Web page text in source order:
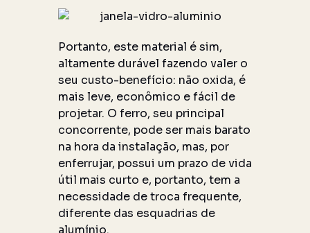
Portanto, este material é sim,
altamente durável fazendo valer o
seu custo-benefício: não oxida, é
mais leve, econômico e fácil de
projetar. O ferro, seu principal
concorrente, pode ser mais barato
na hora da instalação, mas, por
enferrujar, possui um prazo de vida
útil mais curto e, portanto, tem a
necessidade de troca frequente,
diferente das esquadrias de
alumínio.